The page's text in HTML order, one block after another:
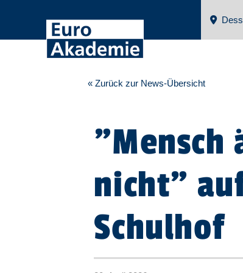
« Zurück zur News-Übersicht
"Mensch
nicht"
Schulhof